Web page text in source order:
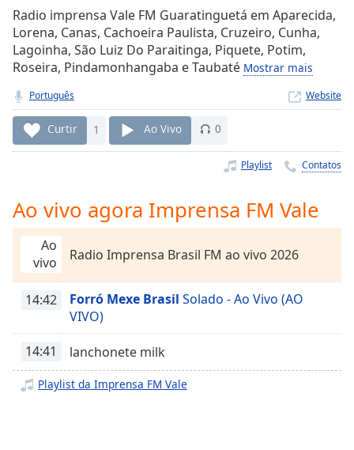
Stream
TypeLIVE
Seek to
live,
currently
live LIVE
Remaining
Time-
Playback
Rate
Chapters
Chapters
Descriptions
descriptions
off,
selected
Radio imprensa Vale FM Guaratinguetá em Aparecida,
Lorena, Canas, Cachoeira Paulista, Cruzeiro, Cunha,
Lagoinha, São Luiz Do Paraitinga, Piquete, Potim,
Roseira, Pindamonhangaba e Taubaté Mostrar mais
Português Website
Curtir 1 Ao Vivo 0
Playlist Contatos
Ao vivo agora Imprensa FM Vale
Ao
vivo
Radio Imprensa Brasil FM ao vivo 2026
14:42 Forró Mexe Brasil Solado - Ao Vivo (AO
VIVO)
14:41 lanchonete milk
Playlist da Imprensa FM Vale